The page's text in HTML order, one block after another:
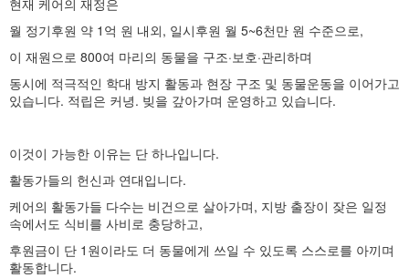
현재 케어의 재정은
월 정기후원 약 1억 원 내외, 일시후원 월 5~6천만 원 수준으로,
이 재원으로 800여 마리의 동물을 구조·보호·관리하며
동시에 적극적인 학대 방지 활동과 현장 구조 및 동물운동을 이어가고
있습니다. 적립은 커녕. 빚을 갚아가며 운영하고 있습니다.
이것이 가능한 이유는 단 하나입니다.
활동가들의 헌신과 연대입니다.
케어의 활동가들 다수는 비건으로 살아가며, 지방 출장이 잦은 일정
속에서도 식비를 사비로 충당하고,
후원금이 단 1원이라도 더 동물에게 쓰일 수 있도록 스스로를 아끼며
활동합니다.